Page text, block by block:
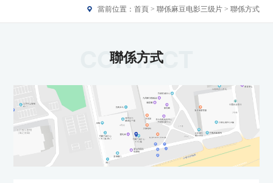
當前位置： 首頁> 聯係麻豆电影三级片> 聯係方式
CONTACT
聯係方式